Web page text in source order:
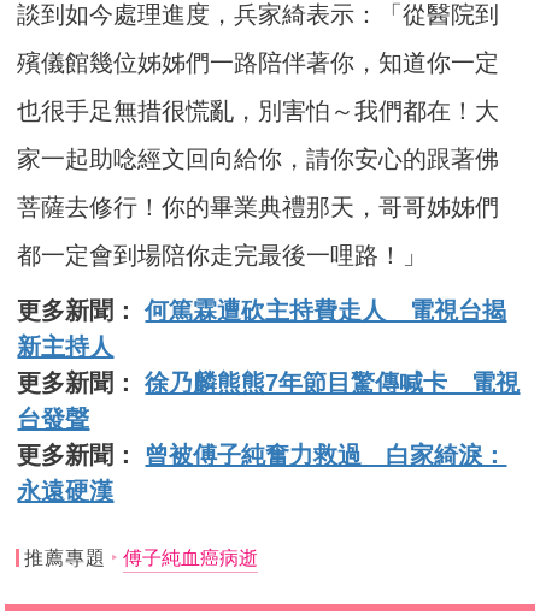
談到如今處理進度，兵家綺表示：「從醫院到
殯儀館幾位姊姊們一路陪伴著你，知道你一定
也很手足無措很慌亂，別害怕～我們都在！大
家一起助唸經文回向給你，請你安心的跟著佛
菩薩去修行！你的畢業典禮那天，哥哥姊姊們
都一定會到場陪你走完最後一哩路！」
更多新聞：何篤霖遭砍主持費走人 電視台揭
新主持人
更多新聞：徐乃麟熊熊7年節目驚傳喊卡 電視
台發聲
更多新聞： 曾被傅子純奮力救過 白家綺淚：
永遠硬漢
推薦專題 傅子純血癌病逝